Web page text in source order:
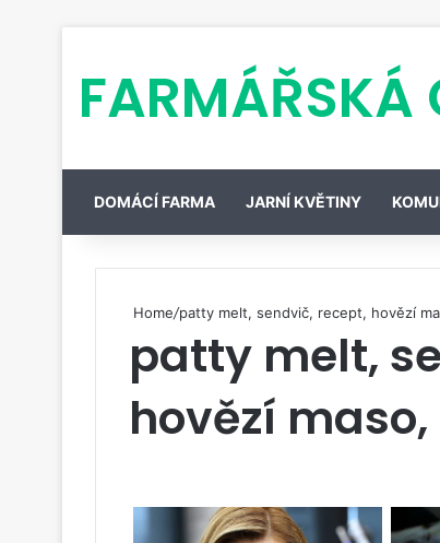
FARMÁŘSKÁ
DOMÁCÍ FARMA JARNÍ KVĚTINY
Home/patty melt, sendvič, recept, hovězí
patty melt,
hovězí